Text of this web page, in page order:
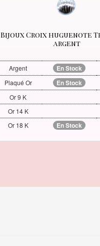
Bijoux Croix huguenote
argent
Argent En Stock
Plaqué Or
En Stock
Or 9 K
Or 14 K
Or 18 K
En Stock